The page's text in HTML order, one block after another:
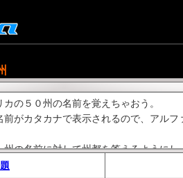
カの５０州の名前を覚えちゃおう。
前がカタカナで表示されるので、アル
州の名前に対して州都を答えるように